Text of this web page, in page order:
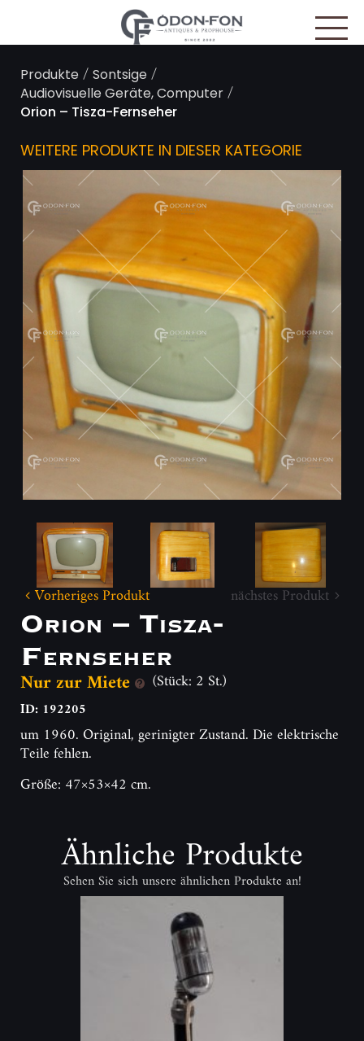
Produkte/Sontsige/
Audiovisuelle Geräte, Computer/
Orion – Tisza-Fernseher
WEITERE PRODUKTE IN DIESER KATEGORIE
Vorheriges Produkt nächstes Produkt
Orion – Tisza-
Fernseher
Nur zur Miete (Stück: 2 St.)
ID: 192205
um 1960. Original, gerinigter Zustand. Die elektrische
Teile fehlen.
Größe: 47×53×42 cm.
Ähnliche Produkte
Sehen Sie sich unsere ähnlichen Produkte an!